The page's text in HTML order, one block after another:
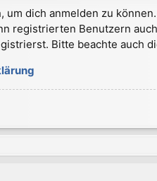
um dich anmelden zu
registrierten Benutzern
Bitte beachte auch